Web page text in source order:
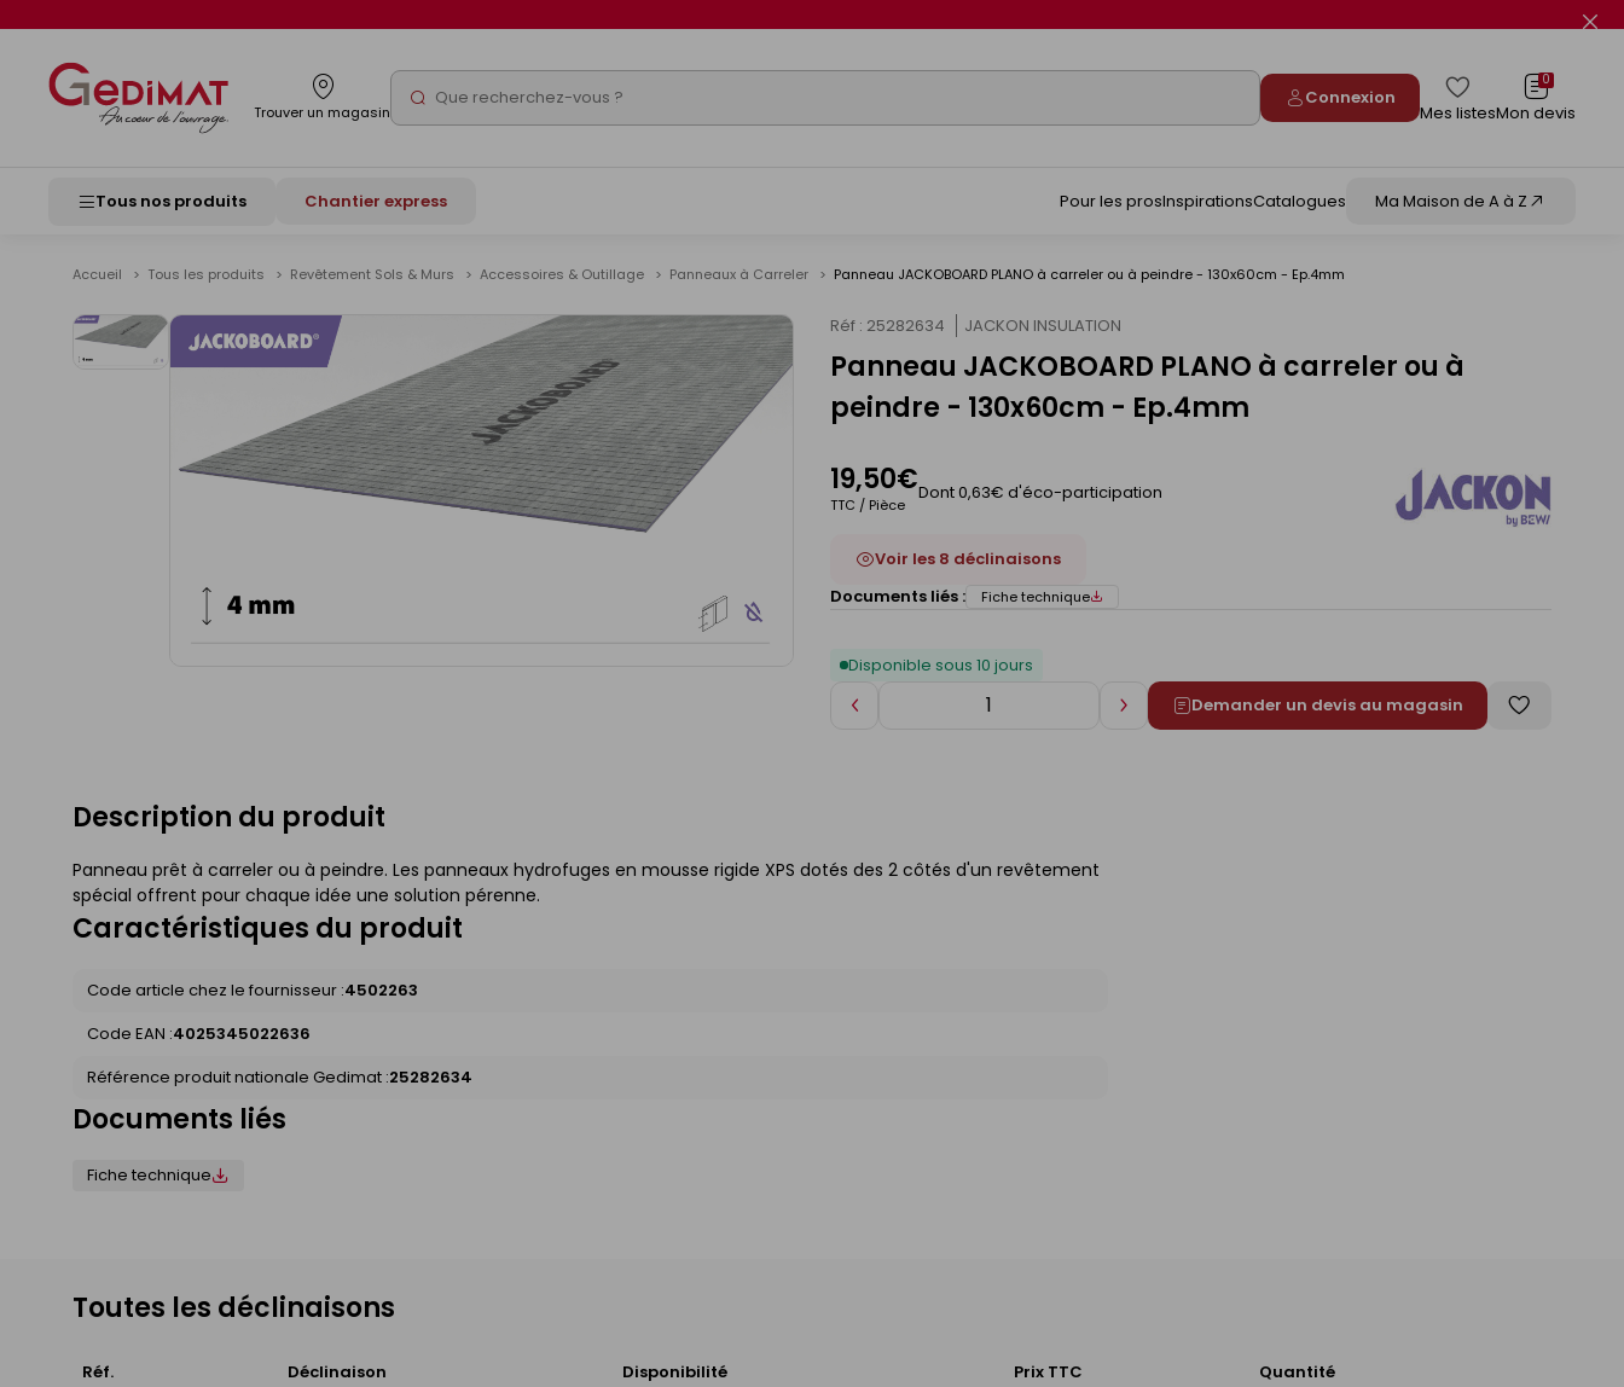
Trouver un magasin Rechercher Connexion
Mes listes
0
Mon devis
Tous nos produits Chantier express Pour les prosInspirationsCatalogues Ma Maison de A à Z
Accueil Tous les produits Revêtement Sols & Murs Accessoires & Outillage Panneaux à Carreler Panneau JACKOBOARD PLANO à carreler ou à peindre - 130x60cm - Ep.4mm
Voir
les
images
Réf : 25282634 JACKON INSULATION
Panneau JACKOBOARD PLANO à carreler ou à
peindre - 130x60cm - Ep.4mm
19,50€
TTC / Pièce
Dont 0,63€ d'éco-participation
Voir les 8 déclinaisons
Documents liés :
Fiche technique
Disponible sous 10 jours
Diminuer AugmenterDemander un devis au magasin
Enregistrer
Description du produit
Panneau prêt à carreler ou à peindre. Les panneaux hydrofuges en mousse rigide XPS dotés des 2 côtés d'un revêtement
spécial offrent pour chaque idée une solution pérenne.
Caractéristiques du produit
Code article chez le fournisseur :4502263
Code EAN :4025345022636
Référence produit nationale Gedimat :25282634
Documents liés
Fiche technique
Toutes les déclinaisons
Réf. Déclinaison Disponibilité Prix TTC Quantité